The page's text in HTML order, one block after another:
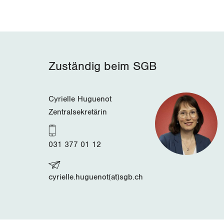
Zuständig beim SGB
Cyrielle Huguenot
Zentralsekretärin
031 377 01 12
cyrielle.huguenot(at)sgb.ch